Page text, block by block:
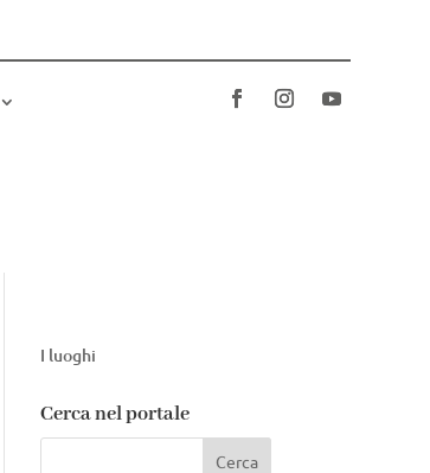
I luoghi
Cerca nel portale